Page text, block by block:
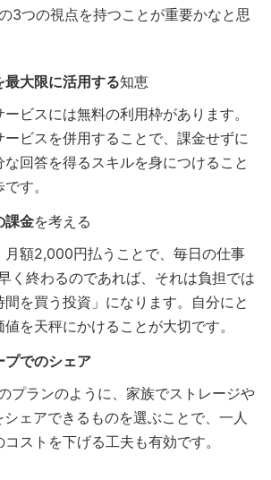
3つの視点を持つことが重要かなと思
最大限に活用する知恵
ービスには無料の利用枠があります。
ービスを併用することで、課金せずに
な回答を得るスキルを身につけること
す。
課金を考える
月額2,000円払うことで、毎日の仕事
く終わるのであれば、それは負担では
間を買う投資」になります。自分にと
値を天秤にかけることが大切です。
プでのシェア
プランのように、家族でストレージや
シェアできるものを選ぶことで、一人
コストを下げる工夫も有効です。